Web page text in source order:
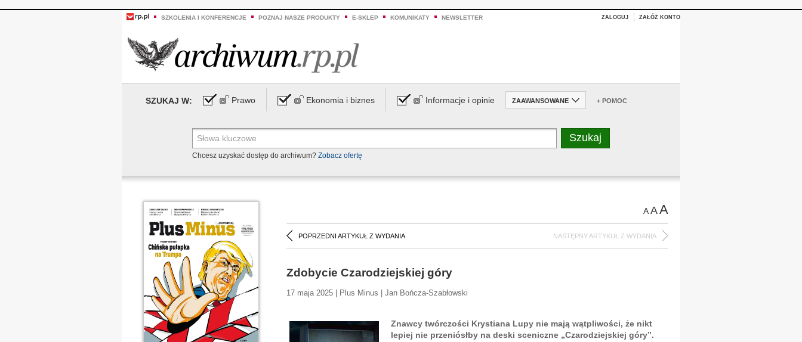
SZKOLENIA I KONFERENCJE POZNAJ NASZE PRODUKTY E-SKLEP KOMUNIKATY NEWSLETTER ZALOGUJ ZAŁÓŻ KONTO
SZUKAJ W: Prawo Ekonomia i biznes Informacje i opinie ZAAWANSOWANE + POMOC
Chcesz uzyskać dostęp do archiwum? Zobacz ofertę
AAA
POPRZEDNI ARTYKUŁ Z WYDANIA NASTĘPNY ARTYKUŁ Z WYDANIA
Zdobycie Czarodziejskiej góry
17 maja 2025 | Plus Minus | Jan Bończa-Szabłowski
Znawcy twórczości Krystiana Lupy nie mają wątpliwości, że nikt
lepiej nie przeniósłby na deski sceniczne „Czarodziejskiej góry”.